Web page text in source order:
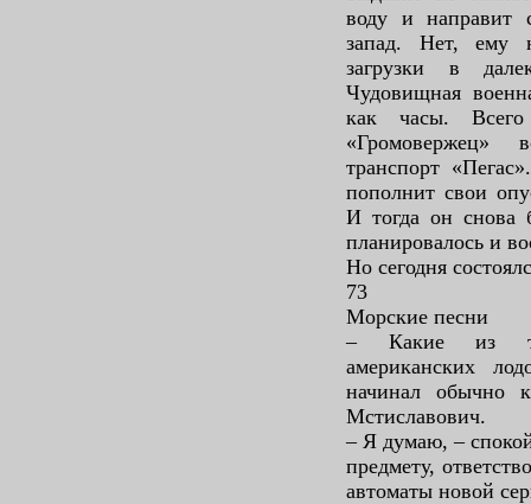
воду и направит
запад. Нет, ему
загрузки в
Чудовищная
как часы.
«Громовержец»
транспорт
пополнит свои
И тогда он снова
планировалось и
Но сегодня
73
Морские песни
– Какие из
американских
начинал обычно
Мстиславович.
– Я думаю, –
предмету,
автоматы новой